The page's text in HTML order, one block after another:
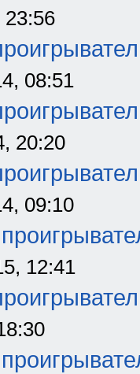
23:56
08:51
20:20
09:10
12:41